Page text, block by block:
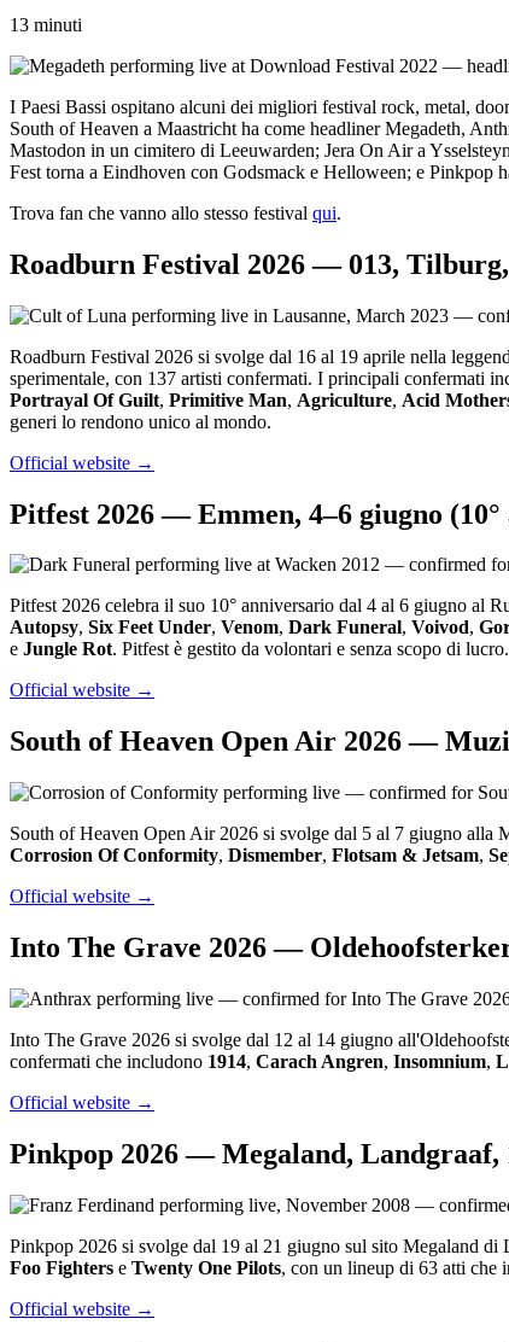
13 minuti
I Paesi Bassi ospitano alcuni dei migliori festival rock, metal,
South of Heaven a Maastricht ha come headliner Megadeth,
Mastodon in un cimitero di Leeuwarden; Jera On Air a
Fest torna a Eindhoven con Godsmack e Helloween; e Pinkpop
Trova fan che vanno allo stesso festival qui.
Roadburn Festival 2026 — 013,
Roadburn Festival 2026 si svolge dal 16 al 19 aprile nella
sperimentale, con 137 artisti confermati. I principali confermati
Portrayal Of Guilt, Primitive Man, Agriculture, Acid
generi lo rendono unico al mondo.
Official website →
Pitfest 2026 — Emmen, 4–6 giugno
Pitfest 2026 celebra il suo 10° anniversario dal 4 al 6 giugno al
Autopsy, Six Feet Under, Venom, Dark Funeral, Voivod,
e Jungle Rot. Pitfest è gestito da volontari e senza scopo di lucro.
Official website →
South of Heaven Open Air 2026 —
South of Heaven Open Air 2026 si svolge dal 5 al 7 giugno
Corrosion Of Conformity, Dismember, Flotsam & Jetsam,
Official website →
Into The Grave 2026 —
Into The Grave 2026 si svolge dal 12 al 14 giugno
confermati che includono 1914, Carach Angren, Insomnium,
Official website →
Pinkpop 2026 — Megaland, Landgraaf,
Pinkpop 2026 si svolge dal 19 al 21 giugno sul sito Megaland
Foo Fighters e Twenty One Pilots, con un lineup di 63 atti che
Official website →